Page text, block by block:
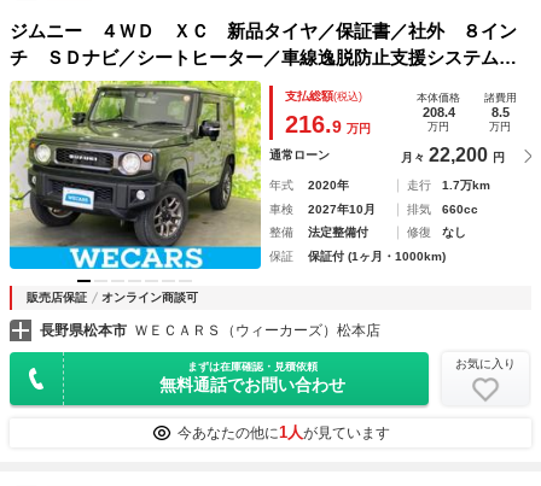
ジムニー ４ＷＤ ＸＣ 新品タイヤ／保証書／社外 ８イン
チ ＳＤナビ／シートヒーター／車線逸脱防止支援システム／
ドライブレコーダー 前後／ヘッドランプ ＬＥＤ／Ｂｌｕｅ
ｔｏｏｔｈ接続／ＥＴＣ／ＡＢＳ／横滑り防止装置
支払総額(税込)
216.9 万円
本体価格
208.4
万円
諸費用
8.5
万円
通常ローン 月々 22,200 円
年式 2020年 走行
1.7万km
車検
2027年10月 排気
660cc
整備
法定整備付 修復
なし
保証
保証付 (1ヶ月・1000km)
販売店保証 オンライン商談可
長野県松本市 ＷＥＣＡＲＳ（ウィーカーズ）松本店
まずは在庫確認・見積依頼
無料通話でお問い合わせ
お気に入り
今あなたの他に1人が見ています